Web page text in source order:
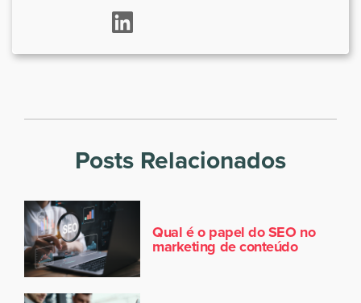
Posts Relacionados
Qual é o papel do SEO no
marketing de conteúdo